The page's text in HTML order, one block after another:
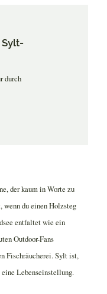
durch
der kaum in Worte zu
wenn du einen Holzsteg
entfaltet wie ein
Outdoor-Fans
Fischräucherei. Sylt ist,
Lebenseinstellung.